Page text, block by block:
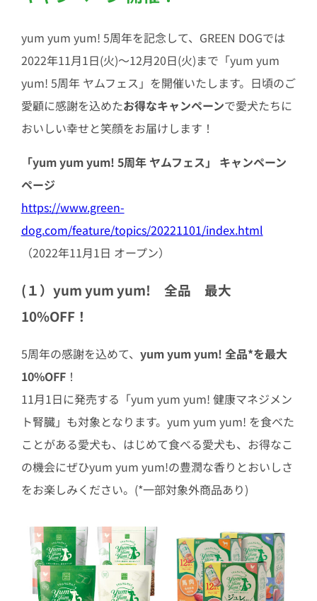
yum yum yum! 5周年を記念して、GREEN DOGでは
2022年11月1日(火)～12月20日(火)まで「yum yum
yum! 5周年 ヤムフェス」を開催いたします。日頃のご
愛顧に感謝を込めたお得なキャンペーンで愛犬たちに
おいしい幸せと笑顔をお届けします！
「yum yum yum! 5周年 ヤムフェス」 キャンペーン
ページ
https://www.green-
dog.com/feature/topics/20221101/index.html
（2022年11月1日 オープン）
(１）yum yum yum! 全品 最大
10%OFF！
5周年の感謝を込めて、 yum yum yum! 全品*を最大
10%OFF！
11月1日に発売する「yum yum yum! 健康マネジメン
ト腎臓」も対象となります。yum yum yum! を食べた
ことがある愛犬も、はじめて食べる愛犬も、お得なこ
の機会にぜひyum yum yum!の豊潤な香りとおいしさ
をお楽しみください。(*一部対象外商品あり)